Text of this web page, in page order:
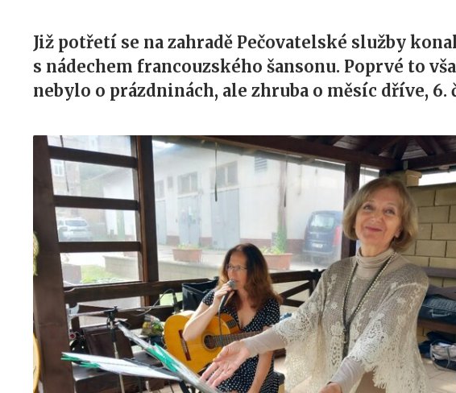
Již potřetí se na zahradě Pečovatelské služby
s nádechem francouzského šansonu. Poprvé to
nebylo o prázdninách, ale zhruba o měsíc dříve, 6.